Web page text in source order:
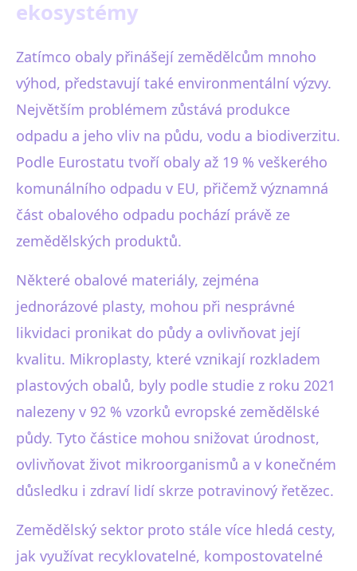
ekosystémy
Zatímco obaly přinášejí zemědělcům mnoho
výhod, představují také environmentální výzvy.
Největším problémem zůstává produkce
odpadu a jeho vliv na půdu, vodu a biodiverzitu.
Podle Eurostatu tvoří obaly až 19 % veškerého
komunálního odpadu v EU, přičemž významná
část obalového odpadu pochází právě ze
zemědělských produktů.
Některé obalové materiály, zejména
jednorázové plasty, mohou při nesprávné
likvidaci pronikat do půdy a ovlivňovat její
kvalitu. Mikroplasty, které vznikají rozkladem
plastových obalů, byly podle studie z roku 2021
nalezeny v 92 % vzorků evropské zemědělské
půdy. Tyto částice mohou snižovat úrodnost,
ovlivňovat život mikroorganismů a v konečném
důsledku i zdraví lidí skrze potravinový řetězec.
Zemědělský sektor proto stále více hledá cesty,
jak využívat recyklovatelné, kompostovatelné